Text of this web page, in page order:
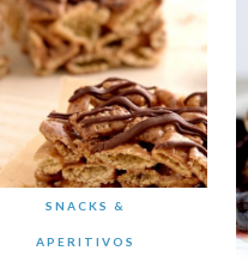
SNACKS &
APERITIVOS